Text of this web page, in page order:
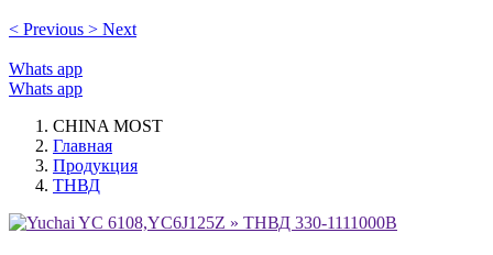
< Previous > Next
Whats app
Whats app
CHINA MOST
Главная
Продукция
ТНВД